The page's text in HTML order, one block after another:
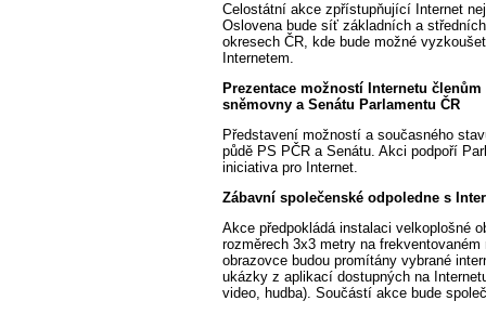
Celostátní akce zpřístupňující Internet
Oslovena bude síť základních a
okresech ČR, kde bude možné
Internetem.
Prezentace možností Internetu členům
sněmovny a Senátu Parlamentu ČR
Představení možností a současného
půdě PS PČR a Senátu. Akci podpoří
iniciativa pro Internet.
Zábavní společenské odpoledne s
Akce předpokládá instalaci velkoplošné
rozměrech 3x3 metry na
obrazovce budou promítány vybrané
ukázky z aplikací dostupných na
video, hudba). Součástí akce bude